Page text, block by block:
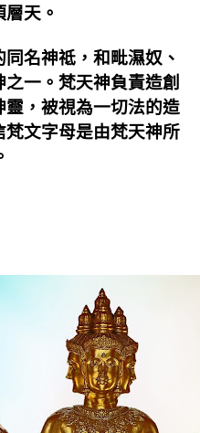
天。
名神祗，和毗濕奴、
一。梵天神負責造創
，被視為一切法的造
文字母是由梵天神所